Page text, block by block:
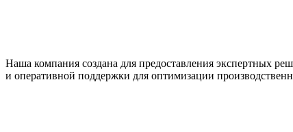
Наша компания создана для предоставления экспертных
и оперативной поддержки для оптимизации